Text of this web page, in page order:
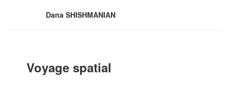
Dana SHISHMANIAN
Voyage spatial